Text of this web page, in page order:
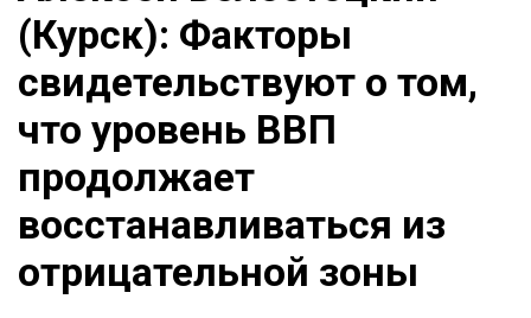
Природа
Образование
Спорт
Культура
Lifestyle
Мурзилка
(Курск): Факторы
свидетельствуют о том,
что уровень ВВП
продолжает
восстанавливаться из
отрицательной зоны